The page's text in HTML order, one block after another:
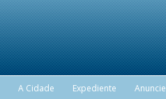
A Cidade Expediente Anuncie